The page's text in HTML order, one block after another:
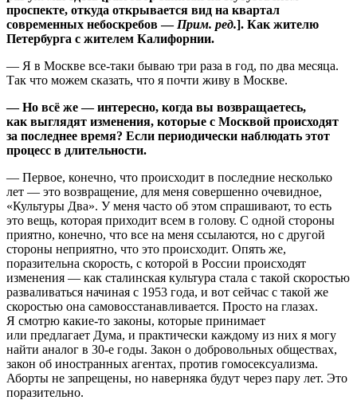
проспекте, откуда открывается вид на квартал
современных небоскребов — Прим. ред.]. Как жителю
Петербурга с жителем Калифорнии.
— Я в Москве все-таки бываю три раза в год, по два месяца.
Так что можем сказать, что я почти живу в Москве.
— Но всё же — интересно, когда вы возвращаетесь,
как выглядят изменения, которые с Москвой происходят
за последнее время? Если периодически наблюдать этот
процесс в длительности.
— Первое, конечно, что происходит в последние несколько
лет — это возвращение, для меня совершенно очевидное,
«Культуры Два». У меня часто об этом спрашивают, то есть
это вещь, которая приходит всем в голову. С одной стороны
приятно, конечно, что все на меня ссылаются, но с другой
стороны неприятно, что это происходит. Опять же,
поразительна скорость, с которой в России происходят
изменения — как сталинская культура стала с такой скоростью
разваливаться начиная с 1953 года, и вот сейчас с такой же
скоростью она самовосстанавливается. Просто на глазах.
Я смотрю какие-то законы, которые принимает
или предлагает Дума, и практически каждому из них я могу
найти аналог в 30-е годы. Закон о добровольных обществах,
закон об иностранных агентах, против гомосексуализма.
Аборты не запрещены, но наверняка будут через пару лет. Это
поразительно.